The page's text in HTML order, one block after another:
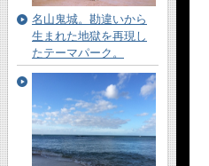
名山鬼城。勘違いから
生まれた地獄を再現し
たテーマパーク。